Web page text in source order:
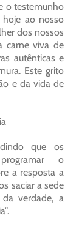
o testemunho
hoje ao nosso
dos nossos
carne viva de
autênticas e
Este grito
e da vida de
que os
o
a resposta a
saciar a sede
verdade, a